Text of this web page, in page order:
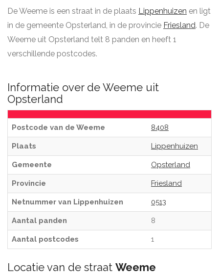
De Weeme is een straat in de plaats Lippenhuizen en ligt
in de gemeente Opsterland, in de provincie Friesland. De
Weeme uit Opsterland telt 8 panden en heeft 1
verschillende postcodes.
Informatie over de Weeme uit
Opsterland
Postcode van de Weeme 8408
Plaats Lippenhuizen
Gemeente Opsterland
Provincie Friesland
Netnummer van Lippenhuizen 0513
Aantal panden 8
Aantal postcodes 1
Locatie van de straat Weeme